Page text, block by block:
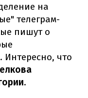
на
телеграм-
пишут о
Интересно, что
.